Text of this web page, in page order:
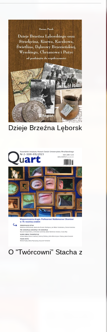
Dzieje Brzeźna Lęborskiego
jako element dziedzictwa
O "Twórcowni” Stacha z